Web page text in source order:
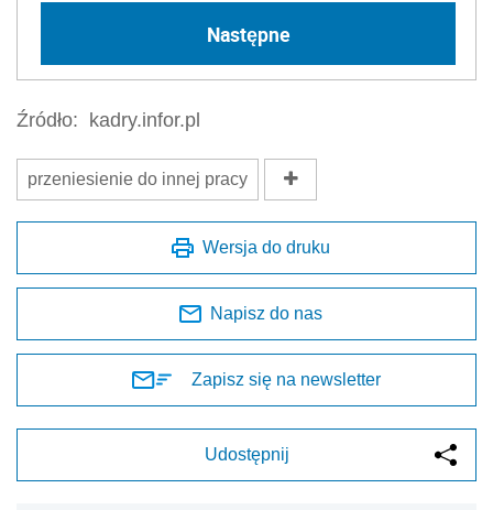
Następne
Źródło: kadry.infor.pl
przeniesienie do innej pracy
Wersja do druku
Napisz do nas
Zapisz się na newsletter
Udostępnij